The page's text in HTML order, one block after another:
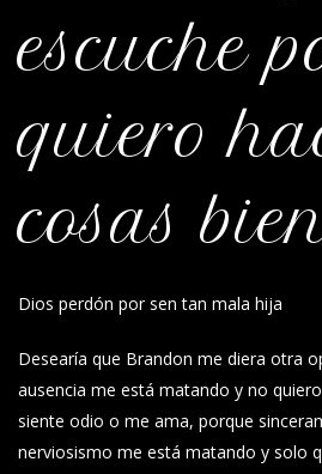
escuche
quiero
cosas
Dios perdón por sen tan mala hija
Desearía que Brandon me diera otra
ausencia me está matando y no
siente odio o me ama, porque
nerviosismo me está matando y solo